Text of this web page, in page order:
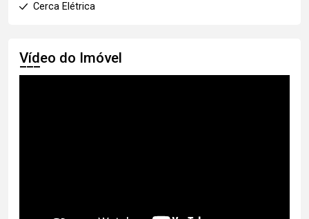
Cerca Elétrica
Vídeo do Imóvel